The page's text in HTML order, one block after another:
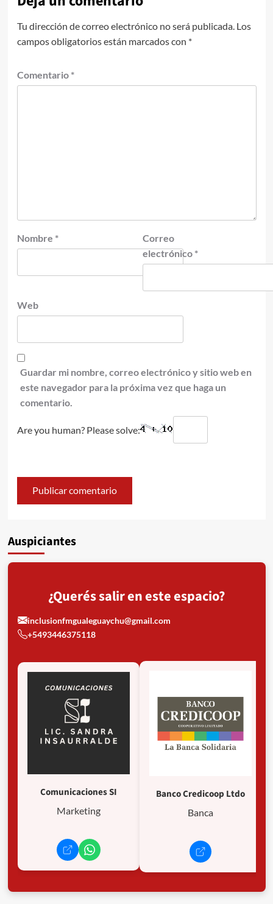
Tu dirección de correo electrónico no será publicada. Los
campos obligatorios están marcados con *
Comentario *
Nombre *
Correo
electrónico *
Web
Guardar mi nombre, correo electrónico y sitio web en
este navegador para la próxima vez que haga un
comentario.
Are you human? Please solve:
Auspiciantes
¿Querés salir en este espacio?
inclusionfmgualeguaychu@gmail.com
+5493446375118
Comunicaciones SI
Marketing
Banco Credicoop Ltdo
Banca